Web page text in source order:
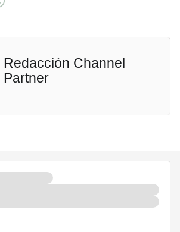
Redacción Channel
Partner